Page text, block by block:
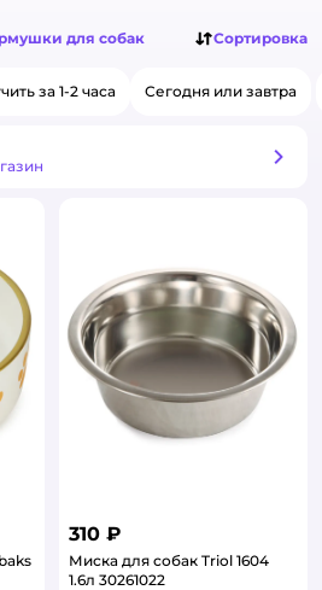
для собак Сортировка
за 1-2 часа Сегодня или завтра
310 ₽
Миска для собак Triol 1604
1.6л 30261022